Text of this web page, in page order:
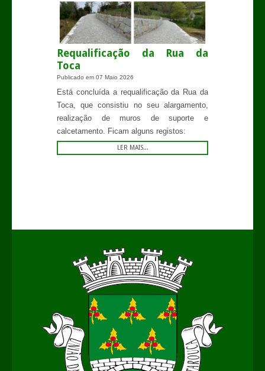
Requalificação da Rua da
Toca
Publicado em 07 Maio 2026
Está concluída a requalificação da Rua da
Toca, que consistiu no seu alargamento,
realização de muros de suporte e
calcetamento. Ficam alguns registos:
LER MAIS...